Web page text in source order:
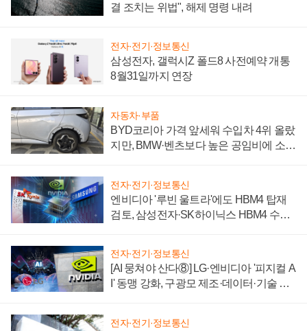
결 조치는 위법", 해제 명령 내려
전자·전기·정보통신
삼성전자, 갤럭시Z 폴드8 사전예약 개통
8월31일까지 연장
자동차·부품
BYD코리아 가격 앞세워 수입차 4위 올랐
지만, BMW·벤츠보다 높은 공임비에 소비
전자·전기·정보통신
엔비디아 '루빈 울트라'에도 HBM4 탑재
검토, 삼성전자·SK하이닉스 HBM4 수율
전자·전기·정보통신
[AI 뭉쳐야 산다⑧] LG·엔비디아 '피지컬 A
I' 동맹 강화, 구광모 제조·데이터·기술 결
전자·전기·정보통신